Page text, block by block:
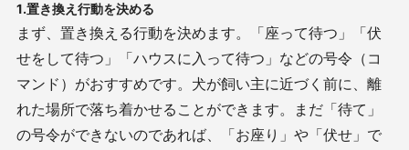
1.置き換え行動を決める
まず、置き換える行動を決めます。「座って待つ」「伏
せをして待つ」「ハウスに入って待つ」などの号令（コ
マンド）がおすすめです。犬が飼い主に近づく前に、離
れた場所で落ち着かせることができます。まだ「待て」
の号令ができないのであれば、「お座り」や「伏せ」で